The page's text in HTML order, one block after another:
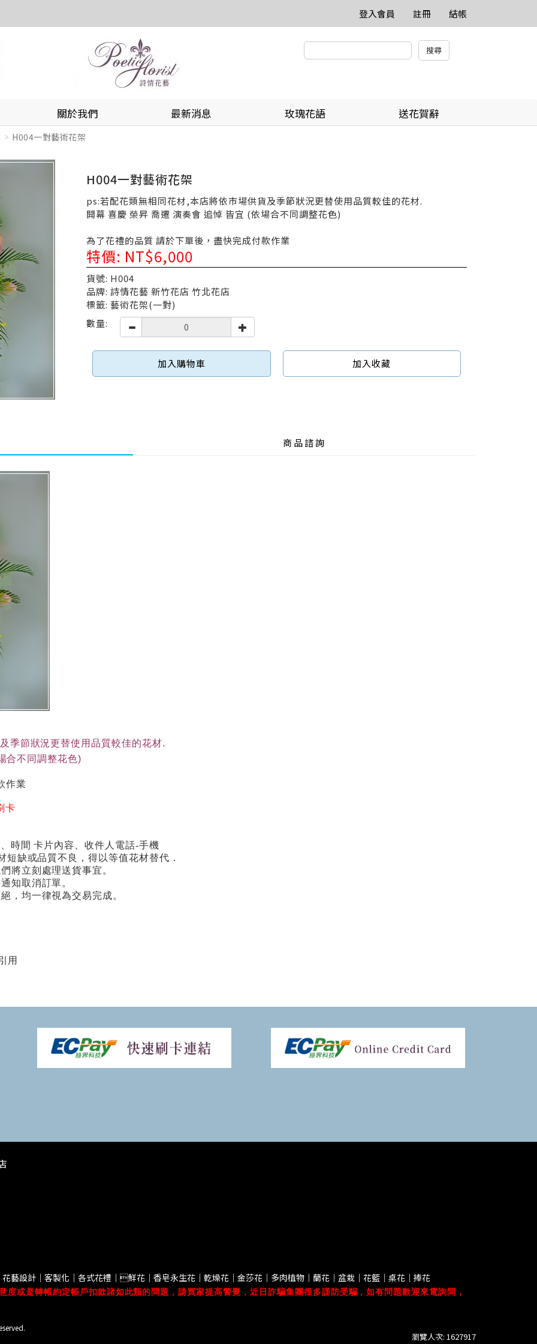
登入會員 註冊 結帳
關於我們 最新消息 玫瑰花語 送花賀辭
H004一對藝術花架
H004一對藝術花架
ps:若配花類無相同花材,本店將依市場供貨及季節狀況更替使用品質較佳的花材.
開幕 喜慶 榮昇 喬遷 演奏會 追悼 皆宜 (依場合不同調整花色)
為了花禮的品質 請於下單後，盡快完成付款作業
特價: NT$6,000
貨號: H004
品牌: 詩情花藝 新竹花店 竹北花店
標籤: 藝術花架(一對)
數量:
加入購物車 加入收藏
商品諮詢
季節狀況更替使用品質較佳的花材.
合不同調整花色)
作業
卡
時間 卡片內容、收件人電話-手機
短缺或品質不良，得以等值花材替代．
將立刻處理送貨事宜。
知取消訂單。
，均一律視為交易完成。
用
藝設計｜客製化｜各式花禮｜鮮花｜香皂永生花｜乾燥花｜金莎花｜多肉植物｜蘭花｜盆栽｜花籃｜桌花｜捧花
或是轉帳約定帳戶扣款諸如此類的問題，請買家提高警覺，近日詐騙集團很多謹防受騙，如有問題歡迎來電詢問，
瀏覽人次: 1627917